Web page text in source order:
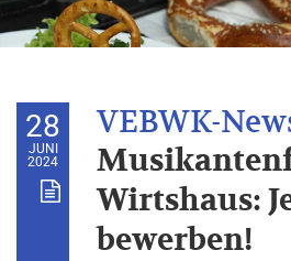
28
JUNI
2024
Wirtshaus:
bewerben!